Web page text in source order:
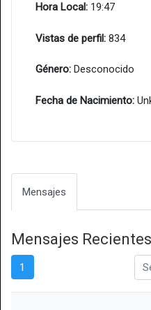
Hora Local: 19:47
Vistas de perfil: 834
Género: Desconocido
Fecha de Nacimiento:
Mensajes
Mensajes Recientes
1